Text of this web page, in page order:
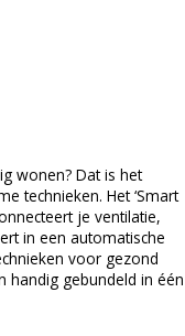
wonen? Dat is het
technieken. Het ‘Smart
je ventilatie,
in een automatische
voor gezond
handig gebundeld in één